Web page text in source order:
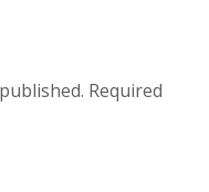
Required